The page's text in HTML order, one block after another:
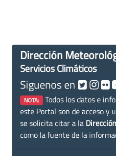
Dirección
Servicios Climáticos
Siguenos en
NOTA: Todos los datos e
este Portal son de acceso y
se solicita citar a la
como la fuente de la